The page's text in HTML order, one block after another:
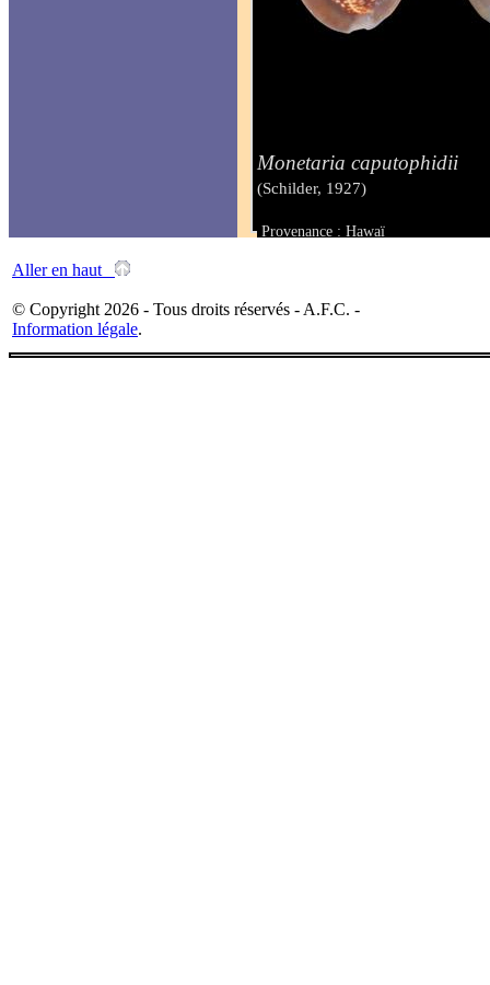
Monetaria caputophidii
(Schilder, 1927)
Provenance : Hawaï
Aller en haut
© Copyright 2026 - Tous droits réservés - A.F.C. -
Information légale.